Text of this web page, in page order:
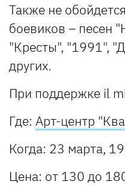
Также не
боевиков – песен
"Кресты", "1991",
других.
При поддержке il
Где: Арт-центр
Когда: 23 марта,
Цена: от 130 до